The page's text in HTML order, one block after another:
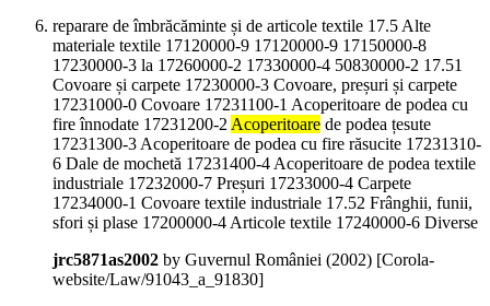
reparare de îmbrăcăminte și de articole textile 17.5 Alte
materiale textile 17120000-9 17120000-9 17150000-8
17230000-3 la 17260000-2 17330000-4 50830000-2 17.51
Covoare și carpete 17230000-3 Covoare, preșuri și carpete
17231000-0 Covoare 17231100-1 Acoperitoare de podea cu
fire înnodate 17231200-2Acoperitoare de podea țesute
17231300-3 Acoperitoare de podea cu fire răsucite 17231310-
6 Dale de mochetă 17231400-4 Acoperitoare de podea textile
industriale 17232000-7 Preșuri 17233000-4 Carpete
17234000-1 Covoare textile industriale 17.52 Frânghii, funii,
sfori și plase 17200000-4 Articole textile 17240000-6 Diverse
jrc5871as2002 by Guvernul României (2002) [Corola-
website/Law/91043_a_91830]